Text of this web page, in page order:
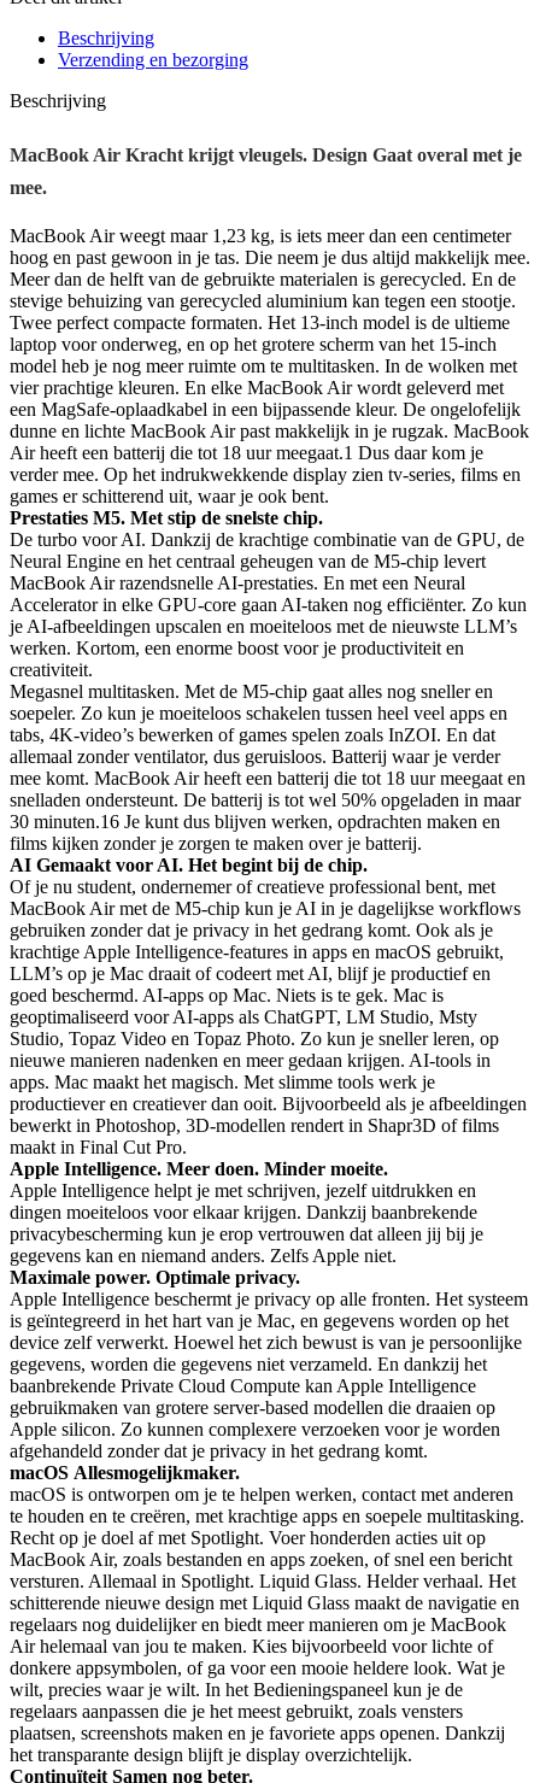
Ram
SSD)
hoeveelheid
Beschrijving
Verzending en bezorging
Beschrijving
MacBook Air Kracht krijgt vleugels. Design Gaat overal met je
mee.
MacBook Air weegt maar 1,23 kg, is iets meer dan een centimeter
hoog en past gewoon in je tas. Die neem je dus altijd makkelijk mee.
Meer dan de helft van de gebruikte materialen is gerecycled. En de
stevige behuizing van gerecycled aluminium kan tegen een stootje.
Twee perfect compacte formaten. Het 13-inch model is de ultieme
laptop voor onderweg, en op het grotere scherm van het 15-inch
model heb je nog meer ruimte om te multitasken. In de wolken met
vier prachtige kleuren. En elke MacBook Air wordt geleverd met
een MagSafe-oplaadkabel in een bijpassende kleur. De ongelofelijk
dunne en lichte MacBook Air past makkelijk in je rugzak. MacBook
Air heeft een batterij die tot 18 uur meegaat.1 Dus daar kom je
verder mee. Op het indrukwekkende display zien tv-series, films en
games er schitterend uit, waar je ook bent.
Prestaties M5. Met stip de snelste chip.
De turbo voor AI. Dankzij de krachtige combinatie van de GPU, de
Neural Engine en het centraal geheugen van de M5-chip levert
MacBook Air razendsnelle AI-prestaties. En met een Neural
Accelerator in elke GPU-core gaan AI-taken nog efficiënter. Zo kun
je AI-afbeeldingen upscalen en moeiteloos met de nieuwste LLM’s
werken. Kortom, een enorme boost voor je productiviteit en
creativiteit.
Megasnel multitasken. Met de M5-chip gaat alles nog sneller en
soepeler. Zo kun je moeiteloos schakelen tussen heel veel apps en
tabs, 4K-video’s bewerken of games spelen zoals InZOI. En dat
allemaal zonder ventilator, dus geruisloos. Batterij waar je verder
mee komt. MacBook Air heeft een batterij die tot 18 uur meegaat en
snelladen ondersteunt. De batterij is tot wel 50% opgeladen in maar
30 minuten.16 Je kunt dus blijven werken, opdrachten maken en
films kijken zonder je zorgen te maken over je batterij.
AI Gemaakt voor AI. Het begint bij de chip.
Of je nu student, ondernemer of creatieve professional bent, met
MacBook Air met de M5-chip kun je AI in je dagelijkse workflows
gebruiken zonder dat je privacy in het gedrang komt. Ook als je
krachtige Apple Intelligence-features in apps en macOS gebruikt,
LLM’s op je Mac draait of codeert met AI, blijf je productief en
goed beschermd. AI-apps op Mac. Niets is te gek. Mac is
geoptimaliseerd voor AI-apps als ChatGPT, LM Studio, Msty
Studio, Topaz Video en Topaz Photo. Zo kun je sneller leren, op
nieuwe manieren nadenken en meer gedaan krijgen. AI-tools in
apps. Mac maakt het magisch. Met slimme tools werk je
productiever en creatiever dan ooit. Bijvoorbeeld als je afbeeldingen
bewerkt in Photoshop, 3D-modellen rendert in Shapr3D of films
maakt in Final Cut Pro.
Apple Intelligence. Meer doen. Minder moeite.
Apple Intelligence helpt je met schrijven, jezelf uitdrukken en
dingen moeiteloos voor elkaar krijgen. Dankzij baanbrekende
privacy­bescherming kun je erop vertrouwen dat alleen jij bij je
gegevens kan en niemand anders. Zelfs Apple niet.
Maximale power. Optimale privacy.
Apple Intelligence beschermt je privacy op alle fronten. Het systeem
is geïntegreerd in het hart van je Mac, en gegevens worden op het
device zelf verwerkt. Hoewel het zich bewust is van je persoonlijke
gegevens, worden die gegevens niet verzameld. En dankzij het
baanbrekende Private Cloud Compute kan Apple Intelligence
gebruik­maken van grotere server-based modellen die draaien op
Apple silicon. Zo kunnen complexere verzoeken voor je worden
afgehandeld zonder dat je privacy in het gedrang komt.
macOS Alles­mogelijk­maker.
macOS is ontworpen om je te helpen werken, contact met anderen
te houden en te creëren, met krachtige apps en soepele multitasking.
Recht op je doel af met Spotlight. Voer honderden acties uit op
MacBook Air, zoals bestanden en apps zoeken, of snel een bericht
versturen. Allemaal in Spotlight. Liquid Glass. Helder verhaal. Het
schitterende nieuwe design met Liquid Glass maakt de navigatie en
regelaars nog duidelijker en biedt meer manieren om je MacBook
Air helemaal van jou te maken. Kies bijvoorbeeld voor lichte of
donkere app­symbolen, of ga voor een mooie heldere look. Wat je
wilt, precies waar je wilt. In het Bedieningspaneel kun je de
regelaars aanpassen die je het meest gebruikt, zoals vensters
plaatsen, screenshots maken en je favoriete apps openen. Dankzij
het transparante design blijft je display overzichtelijk.
Continuïteit Samen nog beter.